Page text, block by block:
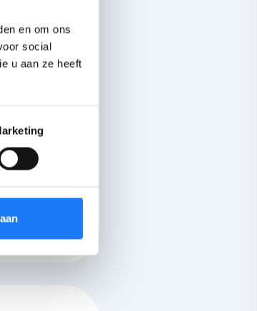
en om ons
social
u aan ze heeft